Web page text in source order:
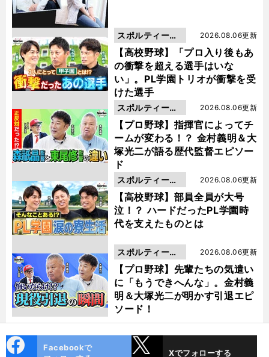
【高校野球】「プロ入り後もあ
の衝撃を超える選手はいな
い」。PL学園トリオが衝撃を受
けた選手
2026.08.06更新
スポルティーバ
動画
【プロ野球】指揮官によってチ
ームが変わる！？ 金村義明＆大
塚光二が語る歴代監督エピソー
ド
2026.08.06更新
スポルティーバ
動画
【高校野球】部員全員が大号
泣！？ ハードだったPL学園時
代を支えたものとは
2026.08.06更新
スポルティーバ
動画
【プロ野球】先輩たちの気遣い
に「もうできへんな」。金村義
明＆大塚光二が明かす引退エピ
ソード！
2026.08.06更新
スポルティーバ
動画
ok
Facebookで
Xでフォローする